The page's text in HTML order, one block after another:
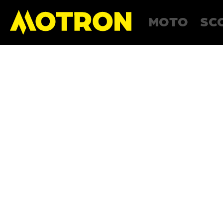
MOTO